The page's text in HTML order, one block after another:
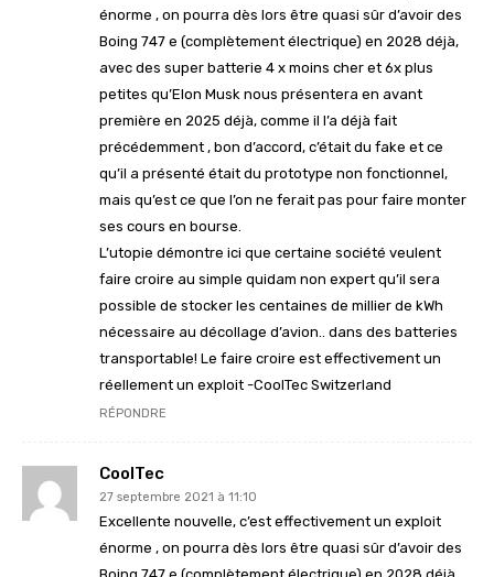
énorme , on pourra dès lors être quasi sûr d’avoir des
Boing 747 e (complètement électrique) en 2028 déjà,
avec des super batterie 4 x moins cher et 6x plus
petites qu’Elon Musk nous présentera en avant
première en 2025 déjà, comme il l’a déjà fait
précédemment , bon d’accord, c’était du fake et ce
qu’il a présenté était du prototype non fonctionnel,
mais qu’est ce que l’on ne ferait pas pour faire monter
ses cours en bourse.
L’utopie démontre ici que certaine société veulent
faire croire au simple quidam non expert qu’il sera
possible de stocker les centaines de millier de kWh
nécessaire au décollage d’avion.. dans des batteries
transportable! Le faire croire est effectivement un
réellement un exploit -CoolTec Switzerland
RÉPONDRE
CoolTec
27 septembre 2021 à 11:10
Excellente nouvelle, c’est effectivement un exploit
énorme , on pourra dès lors être quasi sûr d’avoir des